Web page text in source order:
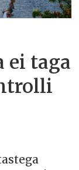
ei taga